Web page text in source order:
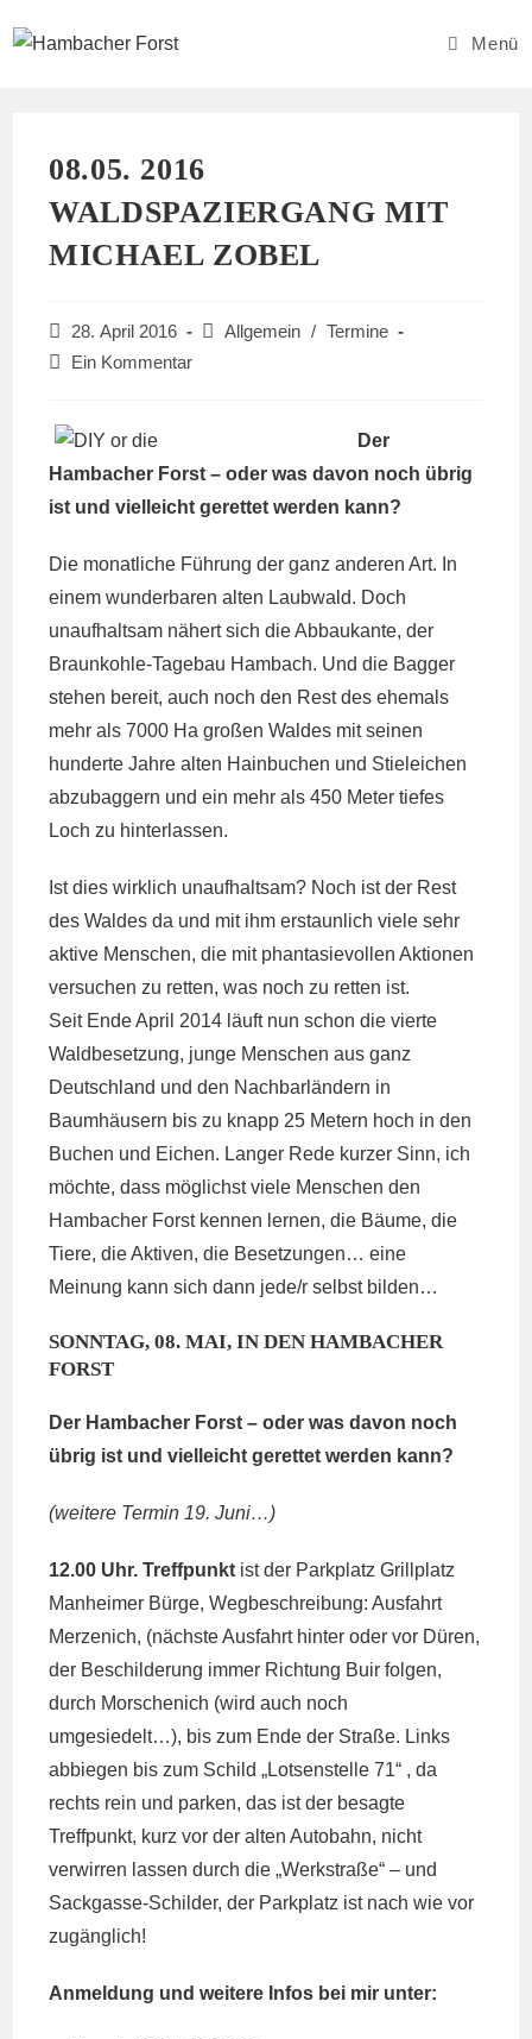
Inhalt
Menü
08.05. 2016
WALDSPAZIERGANG MIT
MICHAEL ZOBEL
Beitrag
veröffentlicht:
28. April 2016
Beitrags-
Allgemein / Termine
Beitrags-
Ein Kommentar
Der
Hambacher Forst – oder was davon noch übrig
ist und vielleicht gerettet werden kann?
Die monatliche Führung der ganz anderen Art. In
einem wunderbaren alten Laubwald. Doch
unaufhaltsam nähert sich die Abbaukante, der
Braunkohle-Tagebau Hambach. Und die Bagger
stehen bereit, auch noch den Rest des ehemals
mehr als 7000 Ha großen Waldes mit seinen
hunderte Jahre alten Hainbuchen und Stieleichen
abzubaggern und ein mehr als 450 Meter tiefes
Loch zu hinterlassen.
Ist dies wirklich unaufhaltsam? Noch ist der Rest
des Waldes da und mit ihm erstaunlich viele sehr
aktive Menschen, die mit phantasievollen Aktionen
versuchen zu retten, was noch zu retten ist.
Seit Ende April 2014 läuft nun schon die vierte
Waldbesetzung, junge Menschen aus ganz
Deutschland und den Nachbarländern in
Baumhäusern bis zu knapp 25 Metern hoch in den
Buchen und Eichen. Langer Rede kurzer Sinn, ich
möchte, dass möglichst viele Menschen den
Hambacher Forst kennen lernen, die Bäume, die
Tiere, die Aktiven, die Besetzungen… eine
Meinung kann sich dann jede/r selbst bilden…
SONNTAG, 08. MAI, IN DEN HAMBACHER
FORST
Der Hambacher Forst – oder was davon noch
übrig ist und vielleicht gerettet werden kann?
(weitere Termin 19. Juni…)
12.00 Uhr. Treffpunkt ist der Parkplatz Grillplatz
Manheimer Bürge, Wegbeschreibung: Ausfahrt
Merzenich, (nächste Ausfahrt hinter oder vor Düren,
der Beschilderung immer Richtung Buir folgen,
durch Morschenich (wird auch noch
umgesiedelt…), bis zum Ende der Straße. Links
abbiegen bis zum Schild „Lotsenstelle 71“ , da
rechts rein und parken, das ist der besagte
Treffpunkt, kurz vor der alten Autobahn, nicht
verwirren lassen durch die „Werkstraße“ – und
Sackgasse-Schilder, der Parkplatz ist nach wie vor
zugänglich!
Anmeldung und weitere Infos bei mir unter: